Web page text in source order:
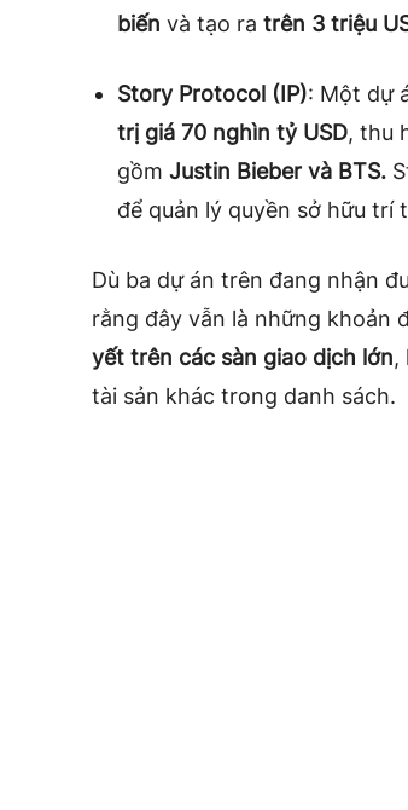
biến và tạo ra trên 3 triệu
Story Protocol (IP): Một dự
trị giá 70 nghìn tỷ USD, thu
gồm Justin Bieber và BTS.
để quản lý quyền sở hữu trí
Dù ba dự án trên đang nhận
rằng đây vẫn là những khoản
yết trên các sàn giao dịch lớn,
tài sản khác trong danh sách.